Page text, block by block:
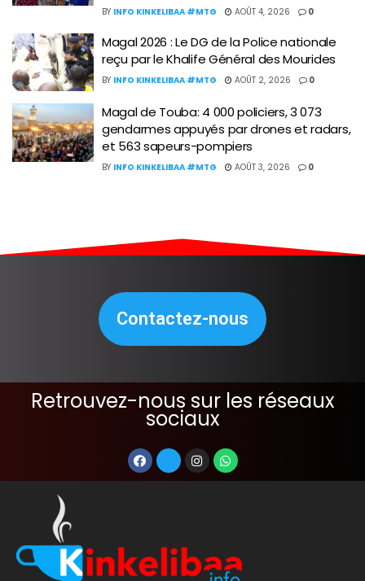
BY INFO KINKELIBAA #MTG AOÛT 4, 2026 0
Magal 2026 : Le DG de la Police nationale
reçu par le Khalife Général des Mourides
BY INFO KINKELIBAA #MTG AOÛT 2, 2026 0
Magal de Touba: 4 000 policiers, 3 073
gendarmes appuyés par drones et radars,
et 563 sapeurs-pompiers
BY INFO KINKELIBAA #MTG AOÛT 3, 2026 0
Contactez-nous
Retrouvez-nous sur les réseaux
sociaux